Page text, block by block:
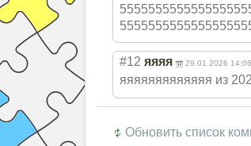
555555555555555
555555555555555
#12 яяяя 29.01.2026 14:06
яяяяяяяяяяяяя из
Обновить список